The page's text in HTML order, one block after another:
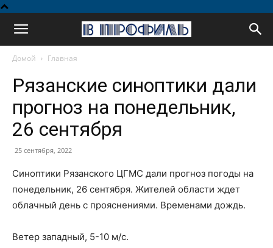
Домой Главная
Рязанские синоптики дали
прогноз на понедельник,
26 сентября
25 сентября, 2022
Синоптики Рязанского ЦГМС дали прогноз погоды на
понедельник, 26 сентября. Жителей области ждет
облачный день с прояснениями. Временами дождь.
Ветер западный, 5-10 м/с.